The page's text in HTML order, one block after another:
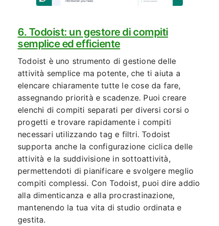
6. Todoist: un gestore di compiti
semplice ed efficiente
Todoist è uno strumento di gestione delle
attività semplice ma potente, che ti aiuta a
elencare chiaramente tutte le cose da fare,
assegnando priorità e scadenze. Puoi creare
elenchi di compiti separati per diversi corsi o
progetti e trovare rapidamente i compiti
necessari utilizzando tag e filtri. Todoist
supporta anche la configurazione ciclica delle
attività e la suddivisione in sottoattività,
permettendoti di pianificare e svolgere meglio
compiti complessi. Con Todoist, puoi dire addio
alla dimenticanza e alla procrastinazione,
mantenendo la tua vita di studio ordinata e
gestita.